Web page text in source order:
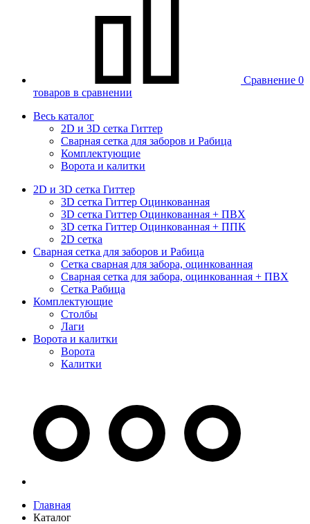
Сравнение 0
товаров в сравнении
Весь каталог
2D и 3D сетка Гиттер
Сварная сетка для заборов и Рабица
Комплектующие
Ворота и калитки
2D и 3D сетка Гиттер
3D сетка Гиттер Оцинкованная
3D сетка Гиттер Оцинкованная + ПВХ
3D сетка Гиттер Оцинкованная + ППК
2D сетка
Сварная сетка для заборов и Рабица
Сетка сварная для забора, оцинкованная
Сварная сетка для забора, оцинкованная + ПВХ
Сетка Рабица
Комплектующие
Столбы
Лаги
Ворота и калитки
Ворота
Калитки
Главная
Каталог